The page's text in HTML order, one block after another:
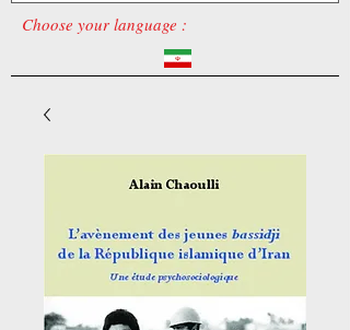
Choose your language :